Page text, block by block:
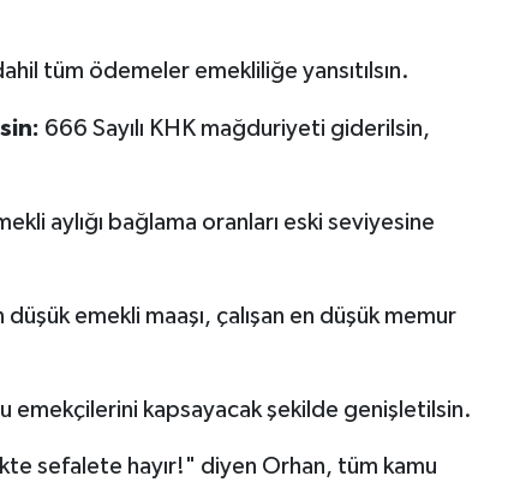
tüm ödemeler emekliliğe yansıtılsın.
666 Sayılı KHK mağduriyeti giderilsin,
aylığı bağlama oranları eski seviyesine
düşük emekli maaşı, çalışan en düşük memur
emekçilerini kapsayacak şekilde genişletilsin.
sefalete hayır!" diyen Orhan, tüm kamu